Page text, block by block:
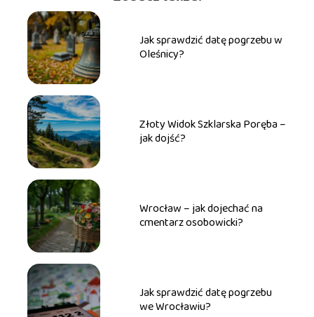
Jak sprawdzić datę pogrzebu w
Oleśnicy?
Złoty Widok Szklarska Poręba –
jak dojść?
Wrocław – jak dojechać na
cmentarz osobowicki?
Jak sprawdzić datę pogrzebu
we Wrocławiu?